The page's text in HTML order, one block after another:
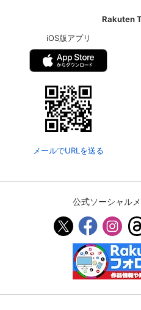
Rakuten
iOS版アプリ
メールでURLを送る
公式ソーシャル